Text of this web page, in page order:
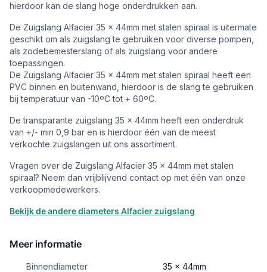
hierdoor kan de slang hoge onderdrukken aan.
De Zuigslang Alfacier 35 x 44mm met stalen spiraal is uitermate
geschikt om als zuigslang te gebruiken voor diverse pompen,
als zodebemesterslang of als zuigslang voor andere
toepassingen.
De Zuigslang Alfacier 35 x 44mm met stalen spiraal heeft een
PVC binnen en buitenwand, hierdoor is de slang te gebruiken
bij temperatuur van -10ºC tot + 60ºC.
De transparante zuigslang 35 x 44mm heeft een onderdruk
van +/- min 0,9 bar en is hierdoor één van de meest
verkochte zuigslangen uit ons assortiment.
Vragen over de Zuigslang Alfacier 35 x 44mm met stalen
spiraal? Neem dan vrijblijvend contact op met één van onze
verkoopmedewerkers.
Bekijk de andere diameters Alfacier zuigslang
Meer informatie
Binnendiameter 35 x 44mm